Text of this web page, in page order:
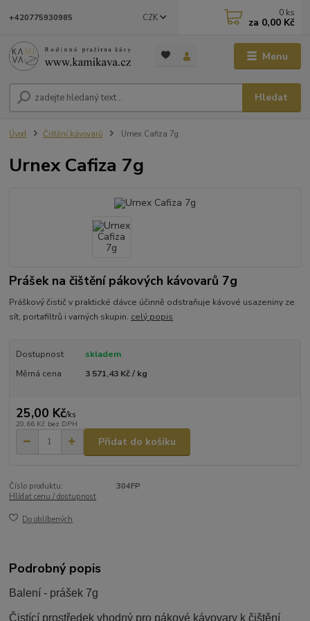
Menu
CZK
Hledat
+420775930985 0 ks
za 0,00 Kč
Úvod Čištění kávovarů Urnex Cafiza 7g
Urnex Cafiza 7g
Prášek na čištění pákových kávovarů 7g
Práškový čistič v praktické dávce účinně odstraňuje kávové usazeniny ze
sít, portafiltrů i varných skupin. celý popis
Dostupnost
skladem
Měrná cena
3 571,43 Kč / kg
25,00 Kč/ks
20,66 Kč bez DPH
Přidat do košíku
Číslo produktu:
304FP
Hlídat cenu / dostupnost
Do oblíbených
Podrobný popis
Balení - prášek 7g
Čistící prostředek vhodný pro pákové kávovary k čištění